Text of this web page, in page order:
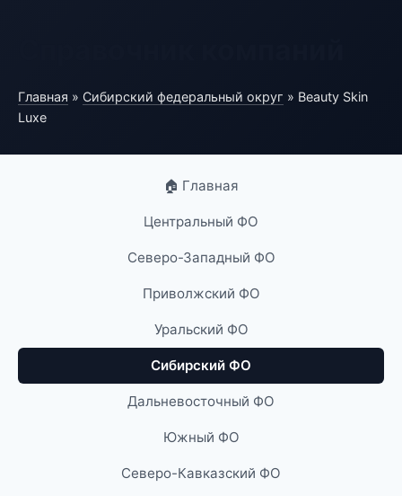
Главная » Сибирский федеральный округ » Beauty Skin
Luxe
🏠 Главная
Центральный ФО
Северо-Западный ФО
Приволжский ФО
Уральский ФО
Сибирский ФО
Дальневосточный ФО
Южный ФО
Северо-Кавказский ФО